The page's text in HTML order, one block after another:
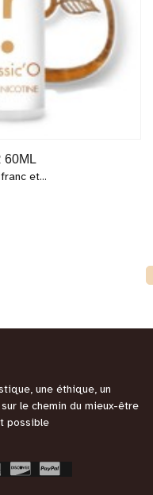
60ML
et...
une éthique, un
le chemin du mieux-être
possible